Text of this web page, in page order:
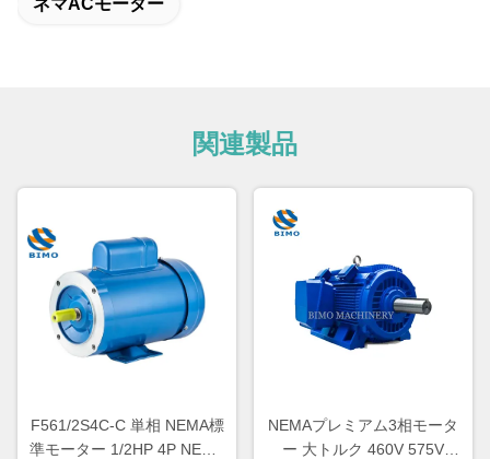
関連製品
F561/2S4C-C 単相 NEMA標
準モーター 1/2HP 4P NEMA
NEMAプレミアム3相モータ
ー 大トルク 460V 575V